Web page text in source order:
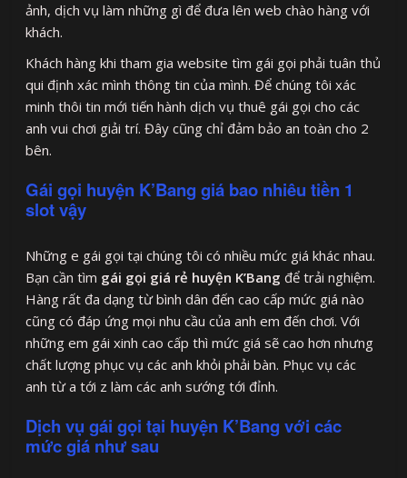
ảnh, dịch vụ làm những gì để đưa lên web chào hàng với
khách.
Khách hàng khi tham gia website tìm gái gọi phải tuân thủ
qui định xác mình thông tin của mình. Để chúng tôi xác
minh thôi tin mới tiến hành dịch vụ thuê gái gọi cho các
anh vui chơi giải trí. Đây cũng chỉ đảm bảo an toàn cho 2
bên.
Gái gọi huyện K’Bang giá bao nhiêu tiền 1
slot vậy
Những e gái gọi tại chúng tôi có nhiều mức giá khác nhau.
Bạn cần tìm gái gọi giá rẻ huyện K’Bang để trải nghiệm.
Hàng rất đa dạng từ bình dân đến cao cấp mức giá nào
cũng có đáp ứng mọi nhu cầu của anh em đến chơi. Với
những em gái xinh cao cấp thì mức giá sẽ cao hơn nhưng
chất lượng phục vụ các anh khỏi phải bàn. Phục vụ các
anh từ a tới z làm các anh sướng tới đỉnh.
Dịch vụ gái gọi tại huyện K’Bang với các
mức giá như sau